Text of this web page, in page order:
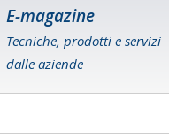
E-magazine
Tecniche, prodotti e servizi
dalle aziende